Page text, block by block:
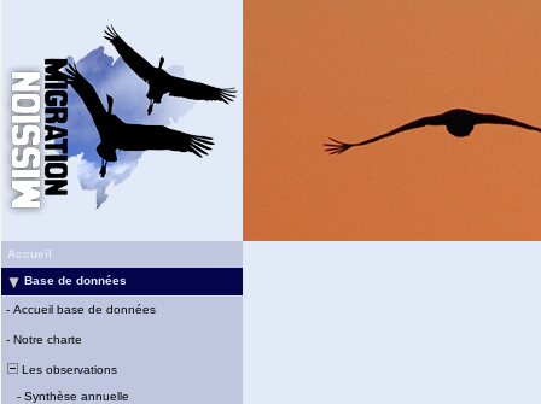
Accueil
Base de données
- Accueil base de données
- Notre charte
Les observations
- Synthèse annuelle